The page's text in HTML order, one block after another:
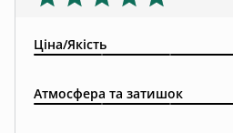
Ціна/Якість
Атмосфера та затишок